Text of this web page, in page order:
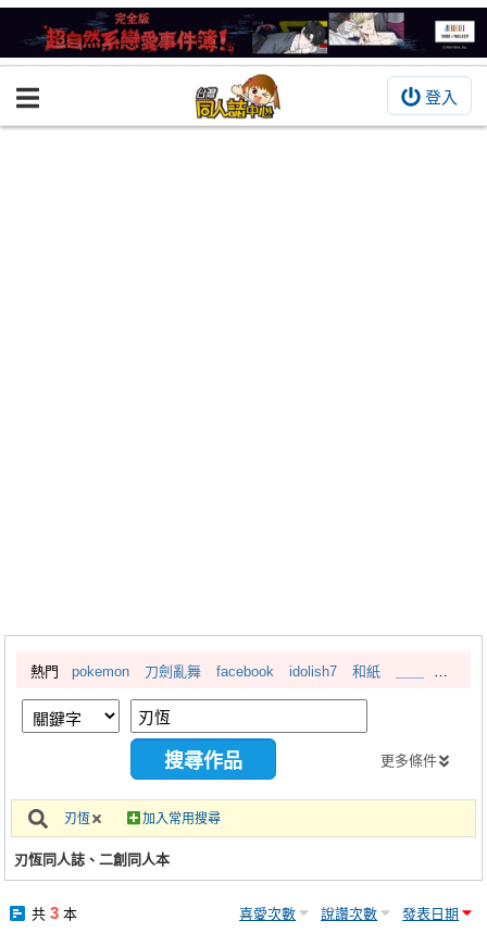
登入
BOOKY書集倉庫
繪圖藝廊
交流中心
攤位轉讓區
會員中心
註冊會員
熱門 pokemon 刀劍亂舞 facebook idolish7 和紙
更多條件
刃恆 加入常用搜尋
刃恆同人誌、二創同人本
共 3本 喜愛次數 說讚次數 發表日期